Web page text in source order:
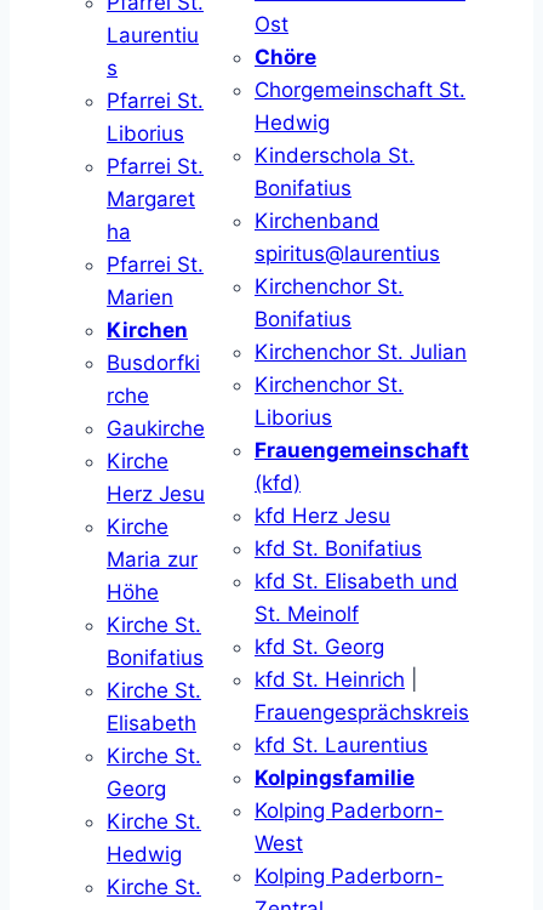
Laurentiu
s
Pfarrei St.
Liborius
Pfarrei St.
Margaret
ha
Pfarrei St.
Marien
Kirchen
Busdorfki
rche
Gaukirche
Kirche
Herz Jesu
Kirche
Maria zur
Höhe
Kirche St.
Bonifatius
Kirche St.
Elisabeth
Kirche St.
Georg
Kirche St.
Hedwig
Kirche St.
Ost
Chöre
Chorgemeinschaft St.
Hedwig
Kinderschola St.
Bonifatius
Kirchenband
spiritus@laurentius
Kirchenchor St.
Bonifatius
Kirchenchor St. Julian
Kirchenchor St.
Liborius
Frauengemeinschaft
(kfd)
kfd Herz Jesu
kfd St. Bonifatius
kfd St. Elisabeth und
St. Meinolf
kfd St. Georg
kfd St. Heinrich
Frauengesprächskreis
kfd St. Laurentius
Kolpingsfamilie
Kolping Paderborn-
West
Kolping Paderborn-